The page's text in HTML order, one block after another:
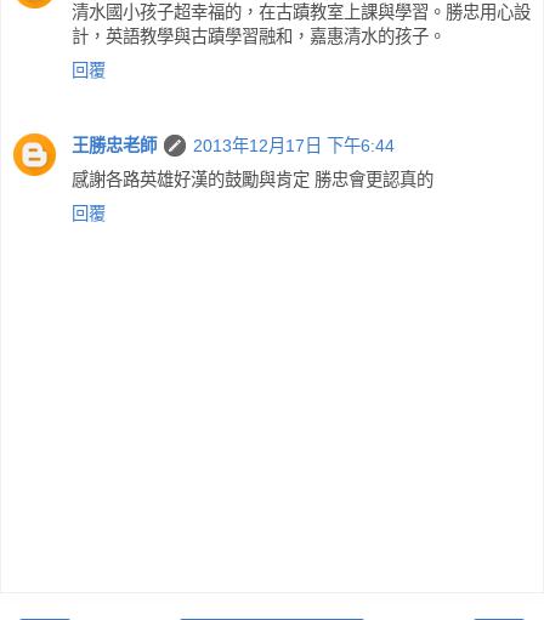
清水國小孩子超幸福的，在古蹟教室上課與學習。勝忠用心設
計，英語教學與古蹟學習融和，嘉惠清水的孩子。
回覆
王勝忠老師
2013年12月17日 下午6:44
感謝各路英雄好漢的鼓勵與肯定 勝忠會更認真的
回覆